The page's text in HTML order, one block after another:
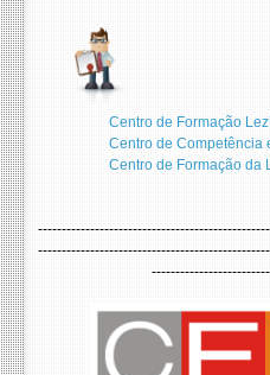
Centro de Formação
Centro de Competência
Centro de Formação da